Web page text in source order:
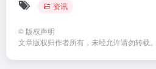
资讯
© 版权声明
文章版权归作者所有，未经允许请勿转载。